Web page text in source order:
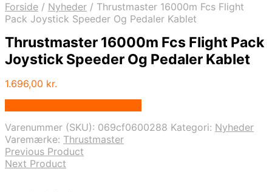
Forside / Nyheder / Thrustmaster 16000m Fcs Flight
Pack Joystick Speeder Og Pedaler Kablet
Thrustmaster 16000m Fcs Flight Pack
Joystick Speeder Og Pedaler Kablet
1.696,00 kr.
Varenummer (SKU): 069cf0600288 Kategori: Nyheder
Varemærke: Thrustmaster
Previous Product
Next Product